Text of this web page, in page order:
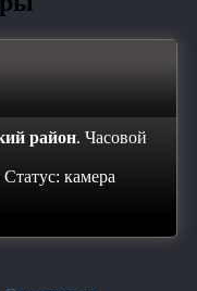
район. Часовой
камера